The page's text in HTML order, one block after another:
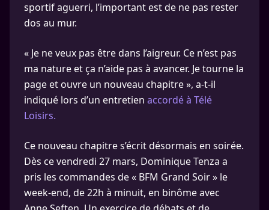
sportif aguerri, l’important est de ne pas rester
dos au mur.
« Je ne veux pas être dans l’aigreur. Ce n’est pas
ma nature et ça n’aide pas à avancer. Je tourne la
page et ouvre un nouveau chapitre », a-t-il
indiqué lors d’un entretien accordé à Télé
Loisirs.
Ce nouveau chapitre s’écrit désormais en soirée.
Dès ce vendredi 27 mars, Dominique Tenza a
pris les commandes de « BFM Grand Soir » le
week-end, de 22h à minuit, en binôme avec